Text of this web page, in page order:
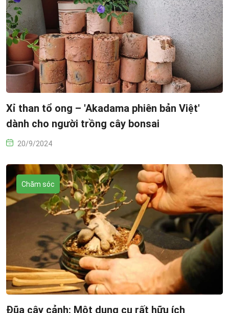
Xỉ than tổ ong – 'Akadama phiên bản Việt'
dành cho người trồng cây bonsai
20/9/2024
Chăm sóc
Đũa cây cảnh: Một dụng cụ rất hữu ích